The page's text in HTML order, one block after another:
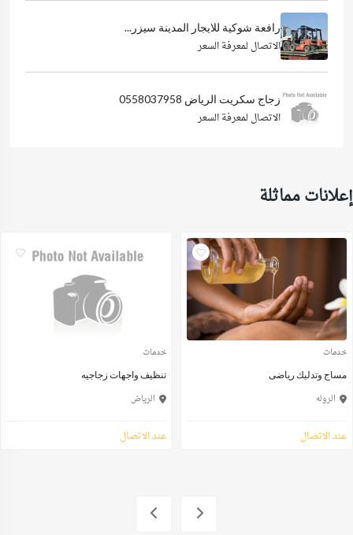
رافعة شوكية للايجار المدينة سيزر...
الاتصال لمعرفة السعر
زجاج سكريت الرياض 0558037958
الاتصال لمعرفة السعر
إعلانات مماثلة
خدمات
مساج وتدليك رياضى
الروله
عند الاتصال
خدمات
تنظيف واجهات زجاجيه
الرياض
عند الاتصال